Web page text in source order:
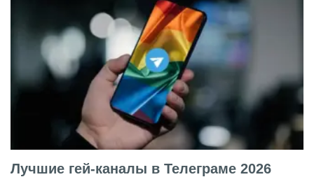
Лучшие гей-каналы в Телеграме 2026